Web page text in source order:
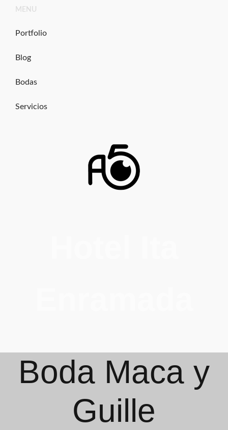
contenido
MENU
Portfolio
Blog
Bodas
Servicios
Boda Maca y
Guille